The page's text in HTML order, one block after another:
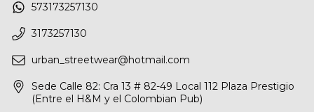
573173257130
3173257130
urban_streetwear@hotmail.com
Sede Calle 82: Cra 13 # 82-49 Local 112 Plaza Prestigio
(Entre el H&M y el Colombian Pub)